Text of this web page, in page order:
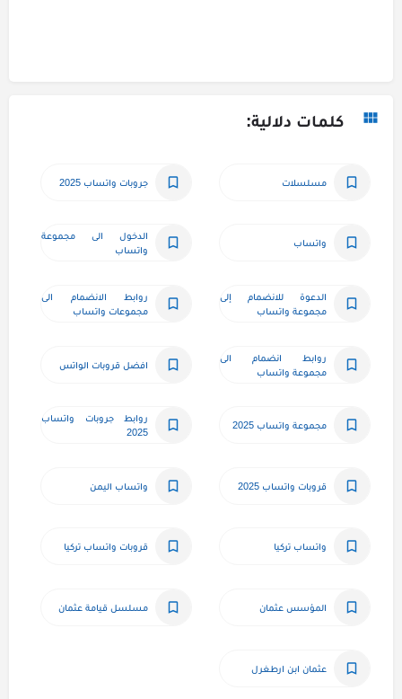
كلمات دلالية:
مسلسلات جروبات واتساب 2025
واتساب
واتساب
مجموعة واتساب
مجموعات واتساب
مجموعة واتساب
افضل قروبات الواتس
مجموعة واتساب 2025
2025
قروبات واتساب 2025 واتساب اليمن
واتساب تركيا قروبات واتساب تركيا
المؤسس عثمان مسلسل قيامة عثمان
عثمان ابن ارطغرل